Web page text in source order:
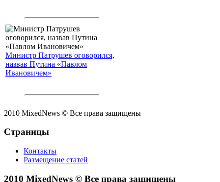
Министр Патрушев оговорился,
назвав Путина «Павлом
Ивановичем»
2010 MixedNews © Все права защищены
Страницы
Контакты
Размещение статей
2010 MixedNews © Все права защищены